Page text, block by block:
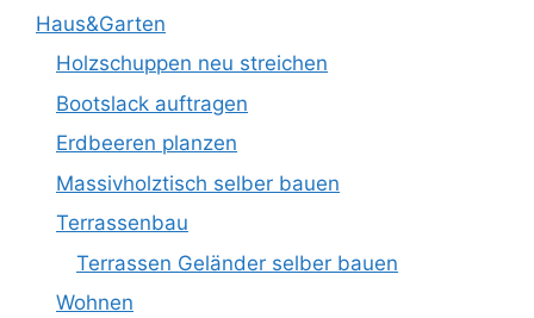
Haus&Garten
Holzschuppen neu streichen
Bootslack auftragen
Erdbeeren planzen
Massivholztisch selber bauen
Terrassenbau
Terrassen Geländer selber bauen
Wohnen